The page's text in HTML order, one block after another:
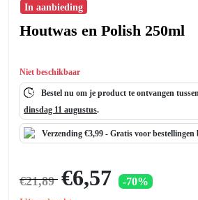
In aanbieding
Houtwas en Polish 250ml
Niet beschikbaar
Bestel nu om je product te ontvangen tussen
dinsdag 11 augustus.
Verzending €3,99 - Gratis voor bestellingen
€21,89
Oorspronkelijke
prijs
€6,57Huidige
prijs-70%